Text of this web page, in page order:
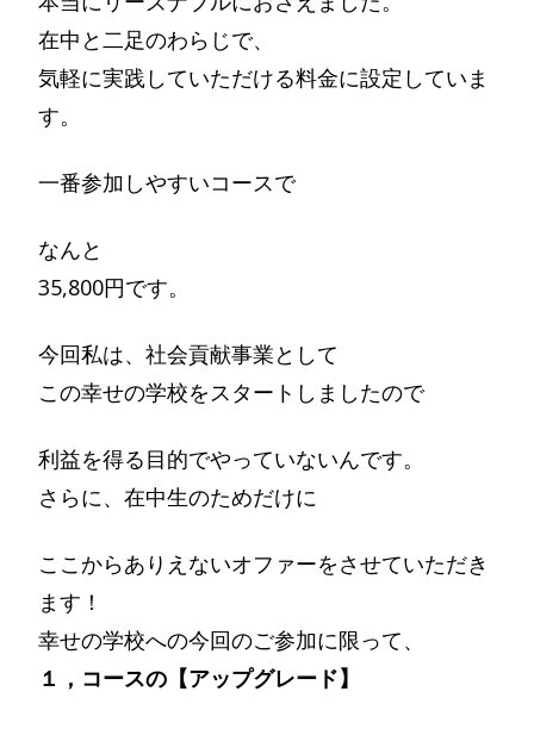
在中と二足のわらじで、
気軽に実践していただける料金に設定していま
す。
一番参加しやすいコースで
なんと
35,800円です。
今回私は、社会貢献事業として
この幸せの学校をスタートしましたので
利益を得る目的でやっていないんです。
さらに、在中生のためだけに
ここからありえないオファーをさせていただき
ます！
幸せの学校への今回のご参加に限って、
１，コースの【アップグレード】